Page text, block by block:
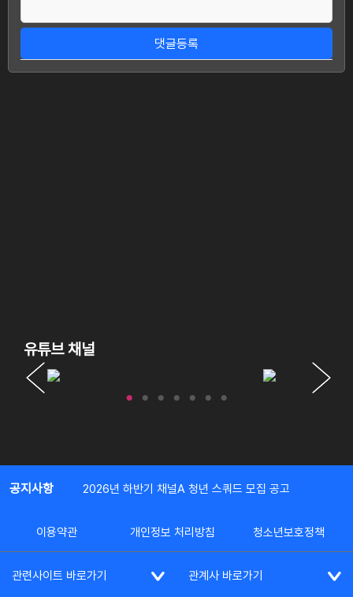
댓글등록
유튜브 채널
공지사항 2026년 하반기 채널A 청년 스쿼드 모집 공고
이용약관 개인정보 처리방침 청소년보호정책
관련사이트 바로가기 관계사 바로가기